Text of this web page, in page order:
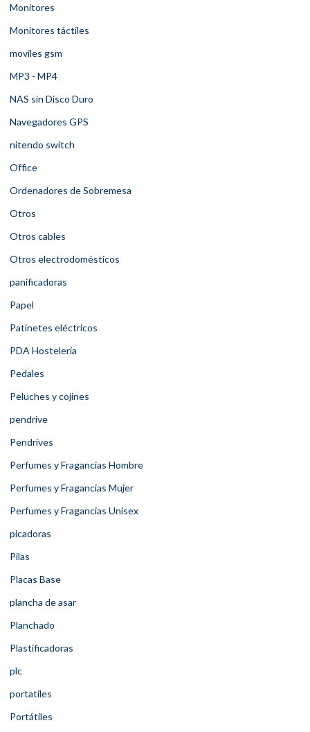
Monitores
Monitores táctiles
moviles gsm
MP3 - MP4
NAS sin Disco Duro
Navegadores GPS
nitendo switch
Office
Ordenadores de Sobremesa
Otros
Otros cables
Otros electrodomésticos
panificadoras
Papel
Patinetes eléctricos
PDA Hostelería
Pedales
Peluches y cojines
pendrive
Pendrives
Perfumes y Fragancias Hombre
Perfumes y Fragancias Mujer
Perfumes y Fragancias Unisex
picadoras
Pilas
Placas Base
plancha de asar
Planchado
Plastificadoras
plc
portatiles
Portátiles